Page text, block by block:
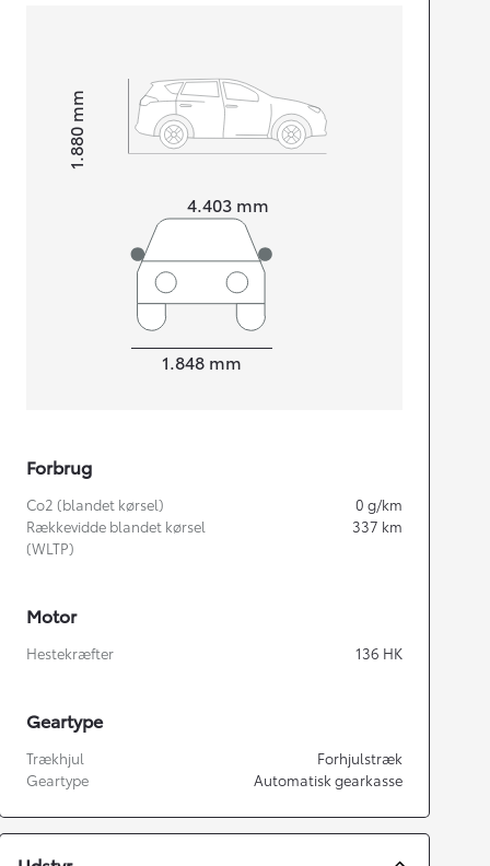
4.403 mm
Højt1.880
mm
1.848 mm
Forbrug
Co2 (blandet kørsel) 0 g/km
Rækkevidde blandet kørsel
(WLTP)
337 km
Motor
Hestekræfter 136 HK
Geartype
Trækhjul
Forhjulstræk
Geartype
Automatisk gearkasse